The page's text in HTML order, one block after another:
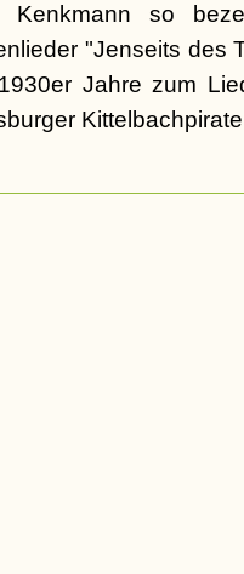
so
"Jenseits des
Jahre zum